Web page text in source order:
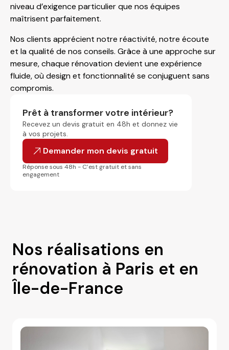
niveau d’exigence particulier que nos équipes
maîtrisent parfaitement.
Nos clients apprécient notre réactivité, notre écoute
et la qualité de nos conseils. Grâce à une approche sur
mesure, chaque rénovation devient une expérience
fluide, où design et fonctionnalité se conjuguent sans
compromis.
Prêt à transformer votre intérieur?
Recevez un devis gratuit en 48h et donnez vie
à vos projets.
Demander mon devis gratuit
Réponse sous 48h - C’est gratuit et sans
engagement
Nos réalisations en
rénovation à Paris et en
Île-de-France